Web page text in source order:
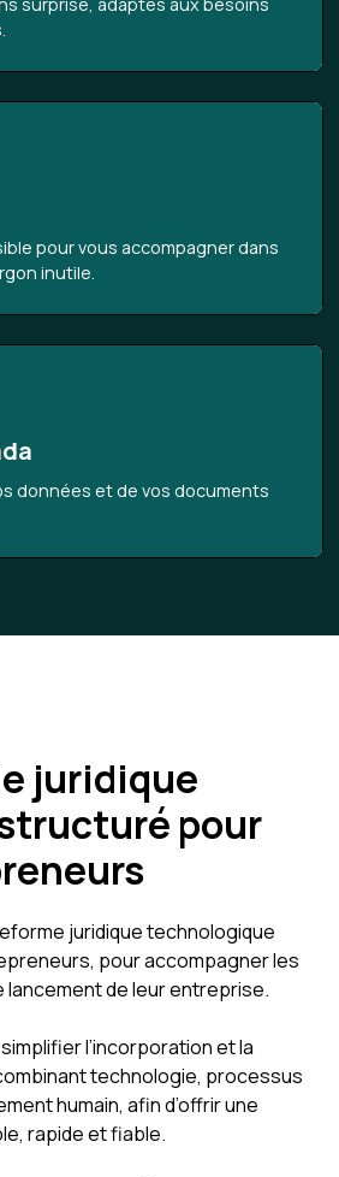
pour vous accompagner dans
inutile.
données et de vos documents
juridique
pour
juridique technologique
pour accompagner les
de leur entreprise.
l’incorporation et la
technologie, processus
humain, afin d’offrir une
rapide et fiable.